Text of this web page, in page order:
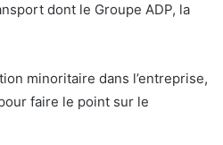
dont le Groupe ADP, la
minoritaire dans l’entreprise,
faire le point sur le